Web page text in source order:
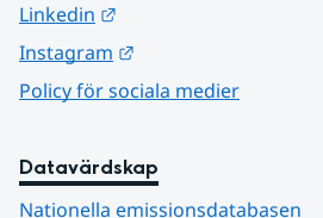
Linkedin
Instagram
Policy för sociala medier
Datavärdskap
Nationella emissionsdatabasen